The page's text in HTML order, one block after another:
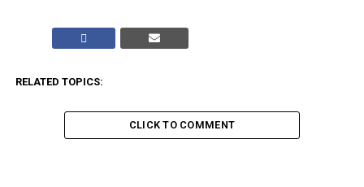
RELATED TOPICS:
CLICK TO COMMENT